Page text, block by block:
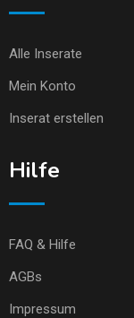
Alle Inserate
Mein Konto
Inserat erstellen
Hilfe
FAQ & Hilfe
AGBs
Impressum